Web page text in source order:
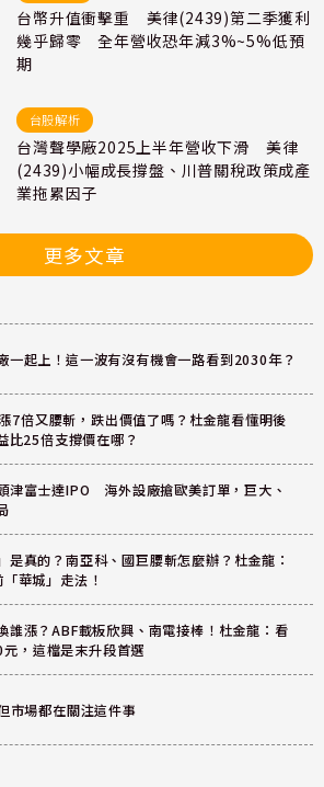
台幣升值衝擊重 美律(2439)第二季獲利
幾乎歸零 全年營收恐年減3%~5%低預
期
台股解析
台灣聲學廠2025上半年營收下滑 美律
(2439)小幅成長撐盤、川普關稅政策成產
業拖累因子
更多文章
一起上！這一波有沒有機會一路看到2030年？
7倍又腰斬，跌出價值了嗎？杜金龍看懂明後
比25倍支撐價在哪？
津富士達IPO 海外設廠搶歐美訂單，巨大、
是真的？南亞科、國巨腰斬怎麼辦？杜金龍：
華城」走法！
誰漲？ABF載板欣興、南電接棒！杜金龍：看
，這檔是末升段首選
市場都在關注這件事